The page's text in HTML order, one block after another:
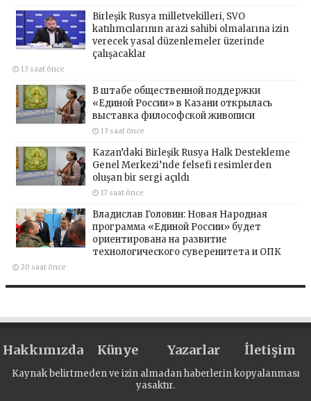
Birleşik Rusya milletvekilleri, SVO
katılımcılarının arazi sahibi olmalarına izin
verecek yasal düzenlemeler üzerinde
çalışacaklar
13 saat önce
В штабе общественной поддержки
«Единой России» в Казани открылась
выставка философской живописи
13 saat önce
Kazan’daki Birleşik Rusya Halk Destekleme
Genel Merkezi’nde felsefi resimlerden
oluşan bir sergi açıldı
17 saat önce
Владислав Головин: Новая Народная
программа «Единой России» будет
ориентирована на развитие
технологического суверенитета и ОПК
20 saat önce
Hakkımızda Künye Yazarlar İletişim
Kaynak belirtmeden ve izin almadan haberlerin kopyalanması
yasaktır.